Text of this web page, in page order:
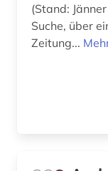
(Stand:
Suche, über
Zeitung...